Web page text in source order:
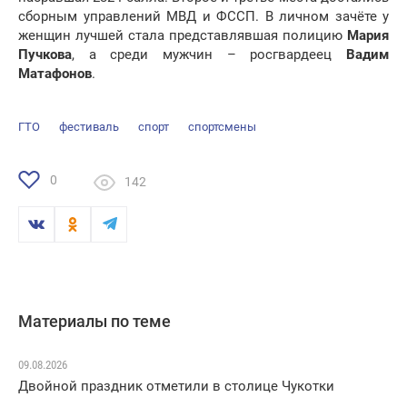
сборным управлений МВД и ФССП. В личном зачёте у
женщин лучшей стала представлявшая полицию Мария
Пучкова, а среди мужчин – росгвардеец Вадим
Матафонов.
ГТО фестиваль спорт спортсмены
0 142
Материалы по теме
09.08.2026
Двойной праздник отметили в столице Чукотки